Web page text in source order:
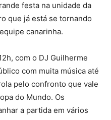
festa na unidade da
que já está se tornando
canarinha.
com o DJ Guilherme
com muita música até
pelo confronto que vale
do Mundo. Os
a partida em vários